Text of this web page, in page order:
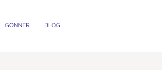
GÖNNER BLOG